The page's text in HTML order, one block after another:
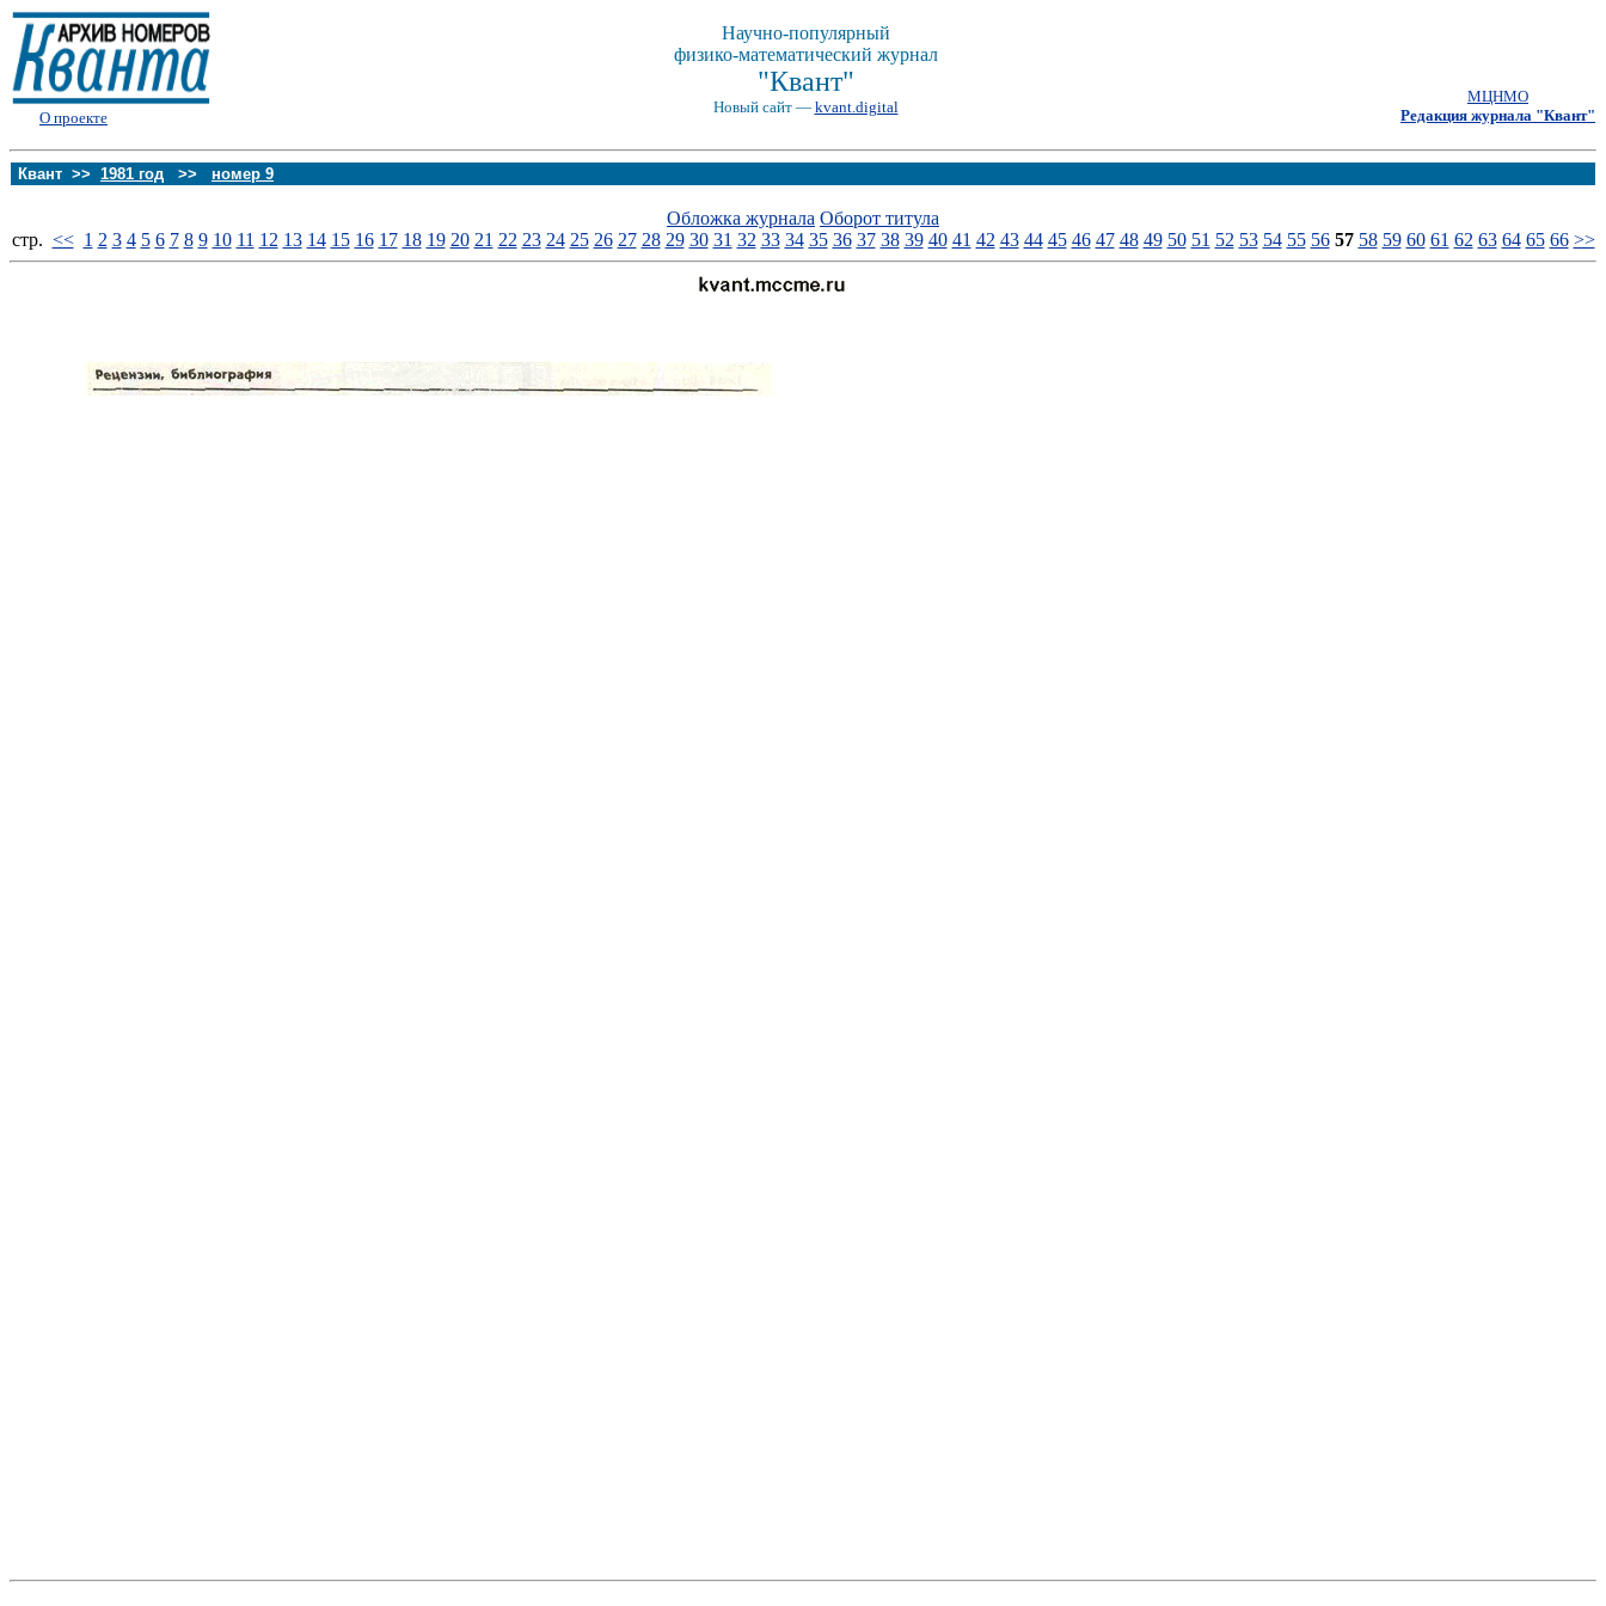
О проекте
Научно-популярный
физико-математический журнал
"Квант"
Новый сайт — kvant.digital
МЦНМО
Редакция журнала "Квант"
Квант >> 1981 год >> номер 9
Обложка журнала Оборот титула
стp. << 1 2 3 4 5 6 7 8 9 10 11 12 13 14 15 16 17 18 19 20 21 22 23 24 25 26 27 28 29 30 31 32 33 34 35 36 37 38 39 40 41 42 43 44 45 46 47 48 49 50 51 52 53 54 55 56 57 58 59 60 61 62 63 64 65 66 >>